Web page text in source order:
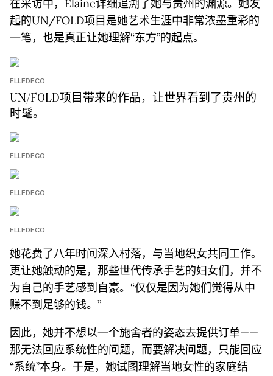
在采访中，Elaine详细追溯了她与贵州的渊源。她发
起的UN/FOLD项目是她艺术生涯中非常浓墨重彩的
一笔，也是真正让她理解“东方”的起点。
ELLEDECO
UN/FOLD项目带来的作品，让世界看到了贵州的
时髦。
ELLEDECO
ELLEDECO
ELLEDECO
她花费了八年时间深入村落，与当地织女共同工作。
更让她触动的是，那些世代传承手艺的妇女们，并不
为自己的手艺感到自豪。“仅仅是因为她们觉得从中
赚不到足够的钱。”
因此，她并不想以一个施舍者的姿态去提供订单——
那无法回应系统性的问题，而要解决问题，只能回应
“系统”本身。于是，她试图理解当地女性的家庭结